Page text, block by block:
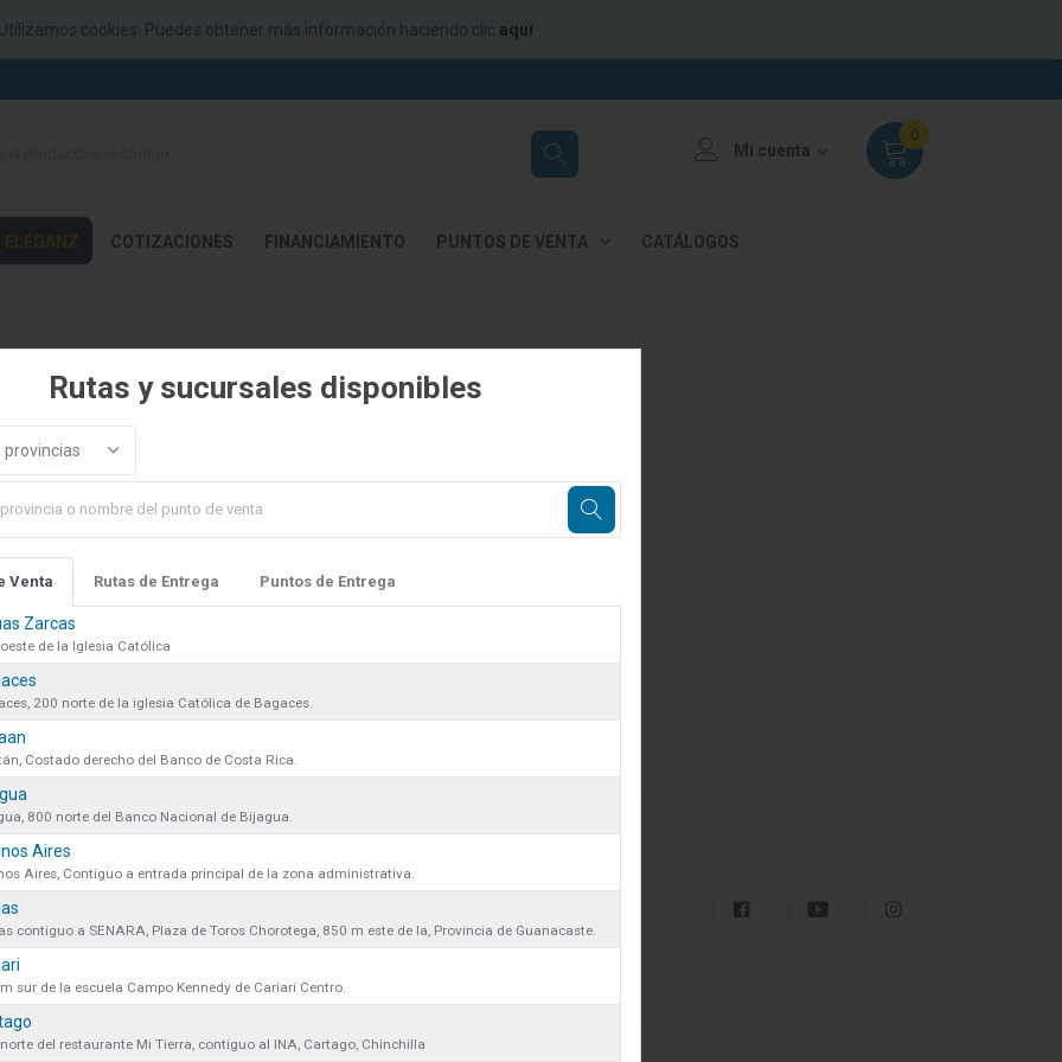
Utilizamos cookies. Puedes obtener más información haciendo clic aquí
Mi cuenta
0
ELEGANZ COTIZACIONES FINANCIAMIENTO PUNTOS DE VENTA CATÁLOGOS
Rutas y sucursales disponibles
provincias
Venta Rutas de Entrega Puntos de Entrega
Zarcas
de la Iglesia Católica
200 norte de la iglesia Católica de Bagaces.
Costado derecho del Banco de Costa Rica.
800 norte del Banco Nacional de Bijagua.
Aires
Aires, Contiguo a entrada principal de la zona administrativa.
contiguo a SENARA, Plaza de Toros Chorotega, 850 m este de la, Provincia de Guanacaste.
sur de la escuela Campo Kennedy de Cariari Centro.
del restaurante Mi Tierra, contiguo al INA, Cartago, Chinchilla
actualmente en el carrito.
Términos y condiciones.
y protección de datos.
Cerrar